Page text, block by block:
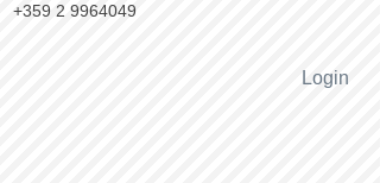
+359 2 9964049
Login